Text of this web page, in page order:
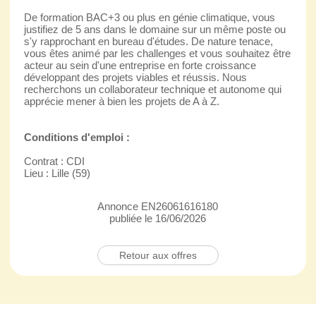
De formation BAC+3 ou plus en génie climatique, vous
justifiez de 5 ans dans le domaine sur un même poste ou
s'y rapprochant en bureau d'études. De nature tenace,
vous êtes animé par les challenges et vous souhaitez être
acteur au sein d'une entreprise en forte croissance
développant des projets viables et réussis. Nous
recherchons un collaborateur technique et autonome qui
apprécie mener à bien les projets de A à Z.
Conditions d'emploi :
Contrat : CDI
Lieu : Lille (59)
Annonce EN26061616180
publiée le 16/06/2026
Retour aux offres